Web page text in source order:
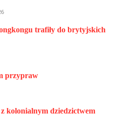
trafiły do brytyjskich
przypraw
kolonialnym dziedzictwem